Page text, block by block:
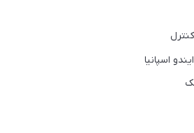
اسپانیا